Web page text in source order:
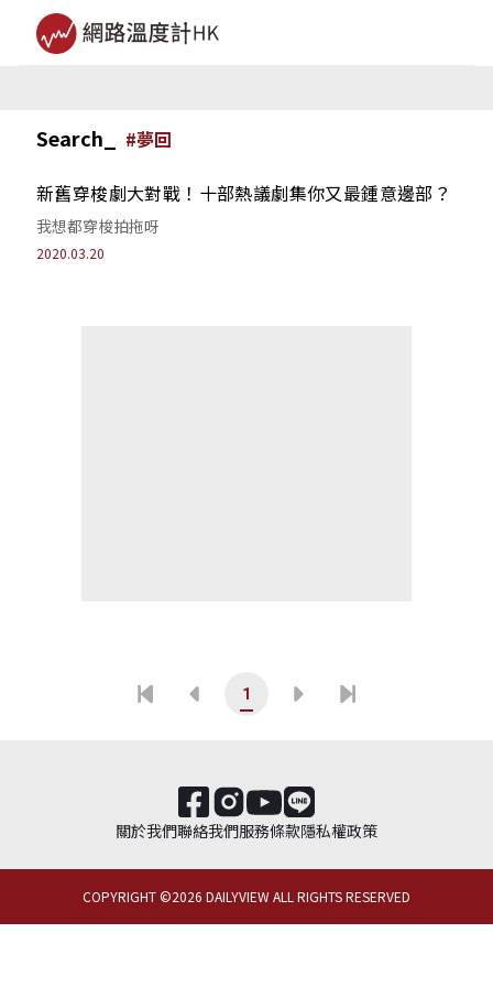
Search_ #夢回
新舊穿梭劇大對戰！十部熱議劇集你又最鍾意邊部？
我想都穿梭拍拖呀
2020.03.20
1
關於我們聯絡我們服務條款隱私權政策
COPYRIGHT ©2026 DAILYVIEW ALL RIGHTS RESERVED